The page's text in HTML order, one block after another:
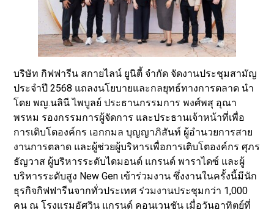
บริษัท กิฟฟารีน สกายไลน์ ยูนิตี้ จำกัด จัดงานประชุมสามัญ
ประจำปี 2568 แถลงนโยบายและกลยุทธ์ทางการตลาด นำ
โดย พญ.นลินี ไพบูลย์ ประธานกรรมการ พงศ์พสุ อุณา
พรหม รองกรรมการผู้จัดการ และประธานเจ้าหน้าที่เพื่อ
การเติบโตองค์กร เอกกมล บุญญาภิสันท์ ผู้อำนวยการสาย
งานการตลาด และผู้ช่วยผู้บริหารเพื่อการเติบโตองค์กร ศุภร
ธัญวาส ผู้บริหารระดับไดมอนด์ แกรนด์ พาราไดซ์ และผู้
บริหารระดับสูง New Gen เข้าร่วมงาน ซึ่งงานในครั้งนี้มีนัก
ธุรกิจกิฟฟารีนจากทั่วประเทศ ร่วมงานประชุมกว่า 1,000
คน ณ โรงแรมอัศวิน แกรนด์ คอนเวนชัน เมื่อวันอาทิตย์ที่